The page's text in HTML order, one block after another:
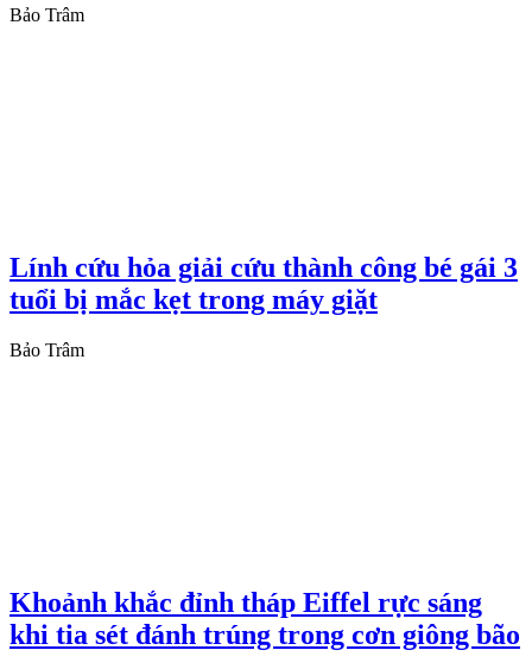
Bảo Trâm
Lính cứu hỏa giải cứu thành công bé gái 3
tuổi bị mắc kẹt trong máy giặt
Bảo Trâm
Khoảnh khắc đỉnh tháp Eiffel rực sáng
khi tia sét đánh trúng trong cơn giông bão